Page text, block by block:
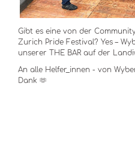
Gibt es eine von der
Zurich Pride Festival? Yes –
unserer THE BAR auf der
An alle Helfer_innen - von
Dank 🫶